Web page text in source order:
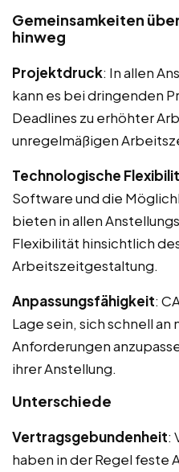
Gemeinsamkeiten
hinweg
Projektdruck: In allen
kann es bei dringenden
Deadlines zu erhöhter
unregelmäßigen
Technologische
Software und die
bieten in allen
Flexibilität hinsichtlich
Arbeitszeitgestaltung.
Anpassungsfähigkeit:
Lage sein, sich schnell
Anforderungen
ihrer Anstellung.
Unterschiede
Vertragsgebundenheit:
haben in der Regel feste